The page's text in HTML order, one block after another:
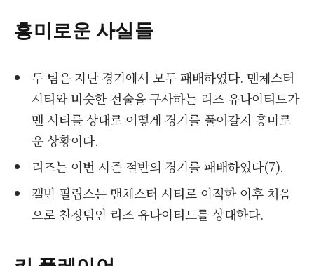
흥미로운 사실들
두 팀은 지난 경기에서 모두 패배하였다. 맨체스터
시티와 비슷한 전술을 구사하는 리즈 유나이티드가
맨 시티를 상대로 어떻게 경기를 풀어갈지 흥미로
운 상황이다.
리즈는 이번 시즌 절반의 경기를 패배하였다(7).
캘빈 필립스는 맨체스터 시티로 이적한 이후 처음
으로 친정팀인 리즈 유나이티드를 상대한다.